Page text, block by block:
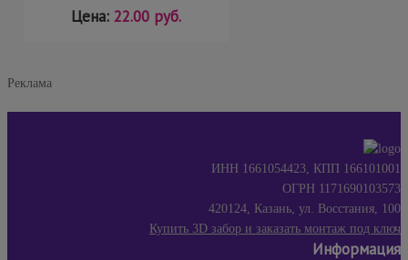
Цена: 22.00 руб.
Реклама
ИНН 1661054423, КПП 166101001
ОГРН 1171690103573
420124, Казань, ул. Восстания, 100
Купить 3D забор и заказать монтаж под ключ
Информация